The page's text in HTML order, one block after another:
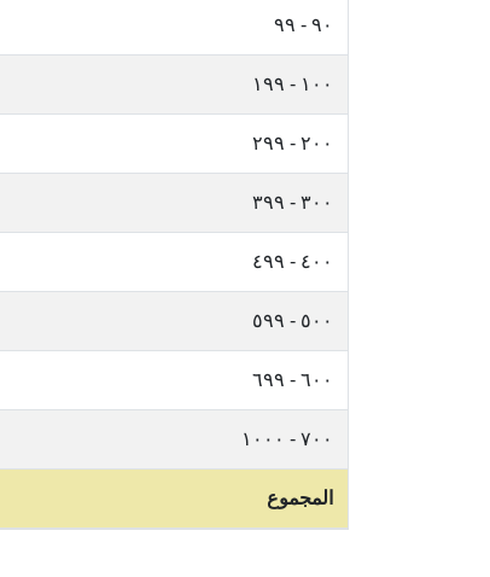
٩٠ - ٩٩
١٠٠ - ١٩٩
٢٠٠ - ٢٩٩
٣٠٠ - ٣٩٩
٤٠٠ - ٤٩٩
٥٠٠ - ٥٩٩
٦٠٠ - ٦٩٩
٧٠٠ - ١٠٠٠
المجموع